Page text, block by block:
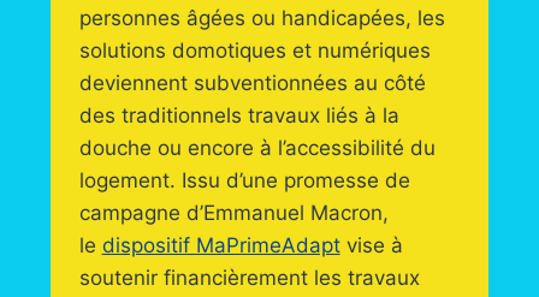
personnes âgées ou handicapées, les
solutions domotiques et numériques
deviennent subventionnées au côté
des traditionnels travaux liés à la
douche ou encore à l’accessibilité du
logement. Issu d’une promesse de
campagne d’Emmanuel Macron,
le dispositif MaPrimeAdaptvise à
soutenir financièrement les travaux